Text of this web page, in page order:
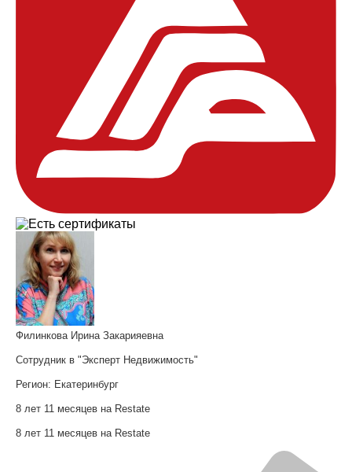
Филинкова Ирина Закарияевна
Сотрудник в "Эксперт Недвижимость"
Регион: Екатеринбург
8 лет 11 месяцев на Restate
8 лет 11 месяцев на Restate